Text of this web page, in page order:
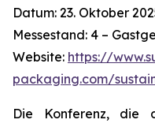
Datum: 23. Oktober
Messestand: 4 –
Website: https://
packaging.com/
Die Konferenz, die